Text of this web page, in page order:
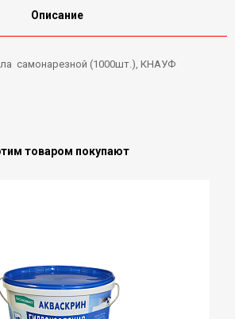
Описание
самонарезной (1000шт.), КНАУФ
товаром покупают